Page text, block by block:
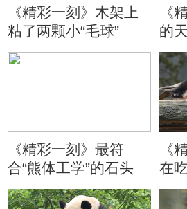
《精彩一刻》木架上
粘了两颗小“毛球”
《
的
《精彩一刻》最符
合“熊体工学”的石头
《
在